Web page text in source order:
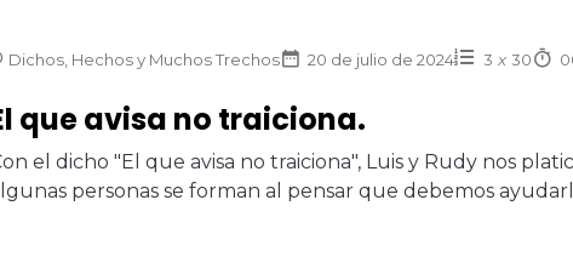
Dichos, Hechos y Muchos Trechos 20 de julio de 2024 3 x 30
que avisa no traiciona.
el dicho "El que avisa no traiciona", Luis y Rudy nos
personas se forman al pensar que debemos